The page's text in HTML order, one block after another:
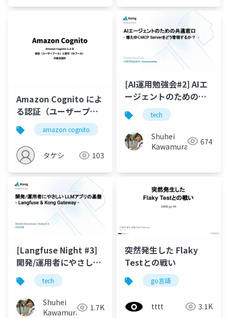
Amazon Cognito によ
る認証（ユーザープー
ル）と認可（IDプー
ル）の統合設計
amazon cognito
タケシ 103
[AI運用勉強会#2] AIエ
ージェントのための共
通窓口 - 増えゆくMCP
Serverをどう管理する
か？ -
tech
Shuhei
Kawamura
674
[Langfuse Night #3]
開発/運用者にやさしい
LLMアプリの基盤 -
Langfuse & Kong
Gateway -
tech
Shuhei
Kawamura
1.7K
突然発生した Flaky
Testとの戦い
go言語
tttt 3.1K